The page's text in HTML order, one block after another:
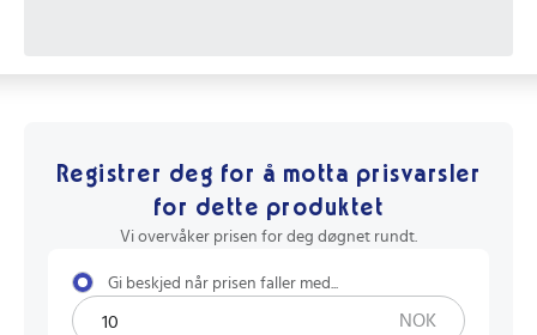
Registrer deg for å motta prisvarsler
for dette produktet
Vi overvåker prisen for deg døgnet rundt.
Gi beskjed når prisen faller med...
NOK